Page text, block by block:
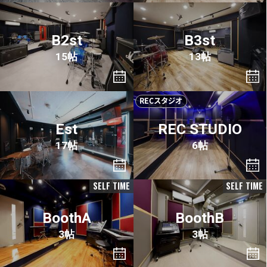
B2st
15帖
B3st
13帖
Est
17帖
RECスタジオ
REC STUDIO
6帖
SELF TIME
BoothA
3帖
SELF TIME
BoothB
3帖